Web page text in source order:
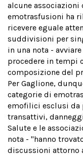
alcune
emotrasfusioni ha
ricevere eguale
suddivisioni per
in una nota -
procedere in tempi
composizione del
Per Gaglione,
categorie di
emofilici esclusi da
transattivi,
Salute e le
nota - "hanno
discussioni attorno